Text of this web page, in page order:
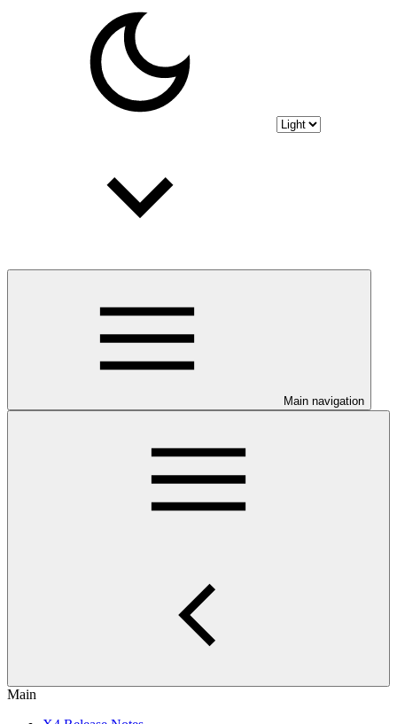
Main navigation
Main